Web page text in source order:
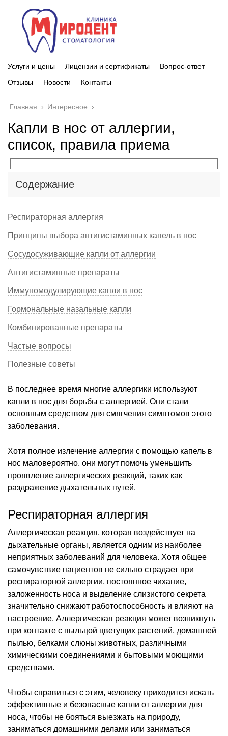
Услуги и цены Лицензии и сертификаты
Вопрос-ответ
Отзывы
Новости Контакты
Главная › Интересное ›
Капли в нос от аллергии,
список, правила приема
Содержание
Респираторная аллергия
Принципы выбора антигистаминных капель в нос
Сосудосуживающие капли от аллергии
Антигистаминные препараты
Иммуномодулирующие капли в нос
Гормональные назальные капли
Комбинированные препараты
Частые вопросы
Полезные советы
В последнее время многие аллергики используют
капли в нос для борьбы с аллергией. Они стали
основным средством для смягчения симптомов этого
заболевания.
Хотя полное излечение аллергии с помощью капель в
нос маловероятно, они могут помочь уменьшить
проявление аллергических реакций, таких как
раздражение дыхательных путей.
Респираторная аллергия
Аллергическая реакция, которая воздействует на
дыхательные органы, является одним из наиболее
неприятных заболеваний для человека. Хотя общее
самочувствие пациентов не сильно страдает при
респираторной аллергии, постоянное чихание,
заложенность носа и выделение слизистого секрета
значительно снижают работоспособность и влияют на
настроение. Аллергическая реакция может возникнуть
при контакте с пыльцой цветущих растений, домашней
пылью, белками слюны животных, различными
химическими соединениями и бытовыми моющими
средствами.
Чтобы справиться с этим, человеку приходится искать
эффективные и безопасные капли от аллергии для
носа, чтобы не бояться выезжать на природу,
заниматься домашними делами или заниматься